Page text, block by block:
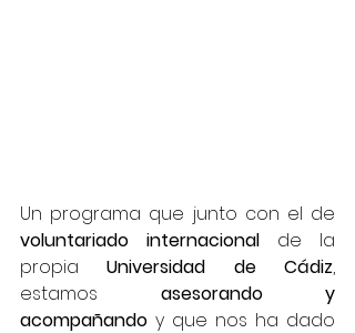
voluntariado internacional de la
propia Universidad de Cádiz,
estamos asesorando y
acompañando